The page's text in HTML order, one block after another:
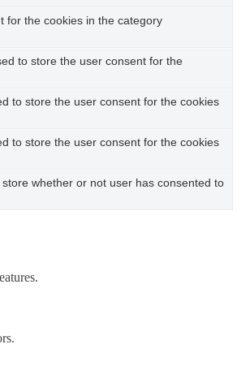
for the cookies in the category
to store the user consent for the
to store the user consent for the cookies
to store the user consent for the cookies
whether or not user has consented to